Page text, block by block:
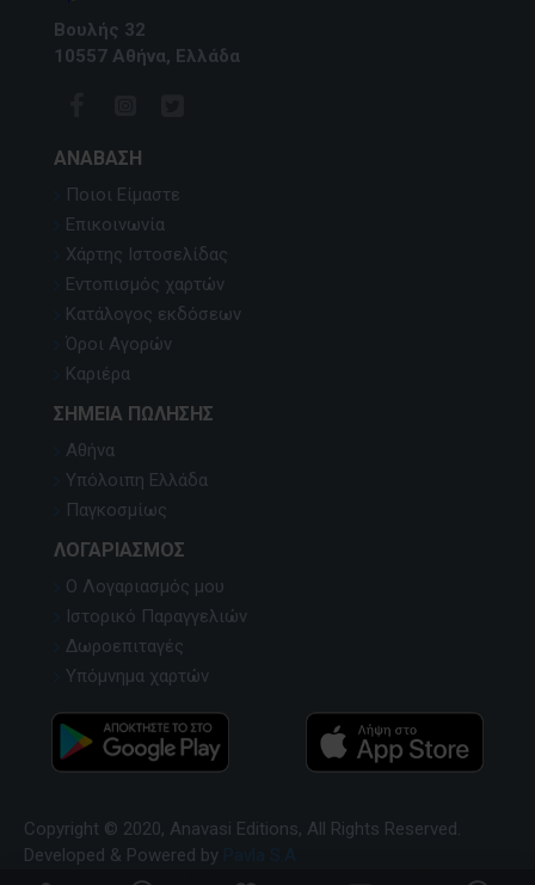
Βουλής 32
10557 Αθήνα, Ελλάδα
ΑΝΆΒΑΣΗ
Ποιοι Είμαστε
Επικοινωνία
Χάρτης Ιστοσελίδας
Εντοπισμός χαρτών
Κατάλογος εκδόσεων
Όροι Αγορών
Καριέρα
ΣΗΜΕΊΑ ΠΏΛΗΣΗΣ
Αθήνα
Υπόλοιπη Ελλάδα
Παγκοσμίως
ΛΟΓΑΡΙΑΣΜΌΣ
Ο Λογαριασμός μου
Ιστορικό Παραγγελιών
Δωροεπιταγές
Υπόμνημα χαρτών
Copyright © 2020, Anavasi Editions, All Rights Reserved.
Developed & Powered by